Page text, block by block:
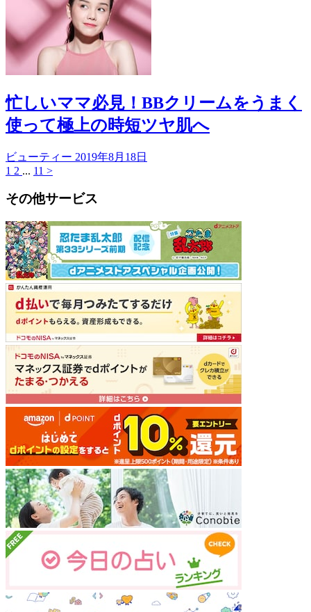
忙しいママ必見！BBクリームをうまく
使って極上の時短ツヤ肌へ
ビューティー 2019年8月18日
1 2 ... 11 >
その他サービス